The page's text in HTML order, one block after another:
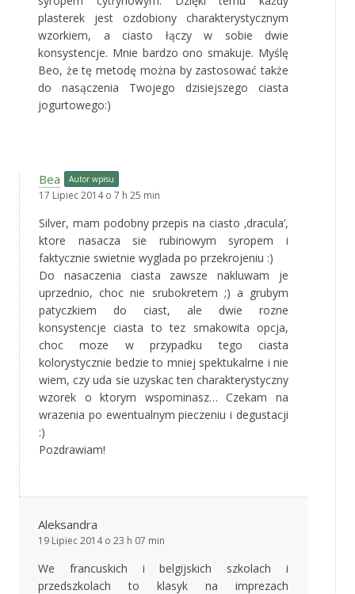
plasterek jest ozdobiony charakterystycznym
wzorkiem, a ciasto łączy w sobie dwie
konsystencje. Mnie bardzo ono smakuje. Myślę
Beo, że tę metodę można by zastosować także
do nasączenia Twojego dzisiejszego ciasta
jogurtowego:)
Bea Autor wpisu
17 Lipiec 2014 o 7 h 25 min
Silver, mam podobny przepis na ciasto ‚dracula’,
ktore nasacza sie rubinowym syropem i
faktycznie swietnie wyglada po przekrojeniu :)
Do nasaczenia ciasta zawsze nakluwam je
uprzednio, choc nie srubokretem ;) a grubym
patyczkiem do ciast, ale dwie rozne
konsystencje ciasta to tez smakowita opcja,
choc moze w przypadku tego ciasta
kolorystycznie bedzie to mniej spektukalrne i nie
wiem, czy uda sie uzyskac ten charakterystyczny
wzorek o ktorym wspominasz… Czekam na
wrazenia po ewentualnym pieczeniu i degustacji
:)
Pozdrawiam!
Aleksandra
19 Lipiec 2014 o 23 h 07 min
We francuskich i belgijskich szkolach i
przedszkolach to klasyk na imprezach